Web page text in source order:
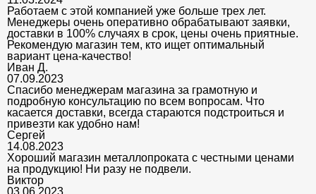
Работаем с этой компанией уже больше трех лет.
Менеджеры очень оперативно обрабатывают заявки,
доставки в 100% случаях в срок, цены очень приятные.
Рекомендую магазин тем, кто ищет оптимальный
вариант цена-качество!
Иван Д.
07.09.2023
Спасибо менеджерам магазина за грамотную и
подробную консультацию по всем вопросам. Что
касается доставки, всегда стараются подстроиться и
привезти как удобно нам!
Сергей
14.08.2023
Хороший магазин металлопроката с честными ценами
на продукцию! Ни разу не подвели.
Виктор
03.06.2023